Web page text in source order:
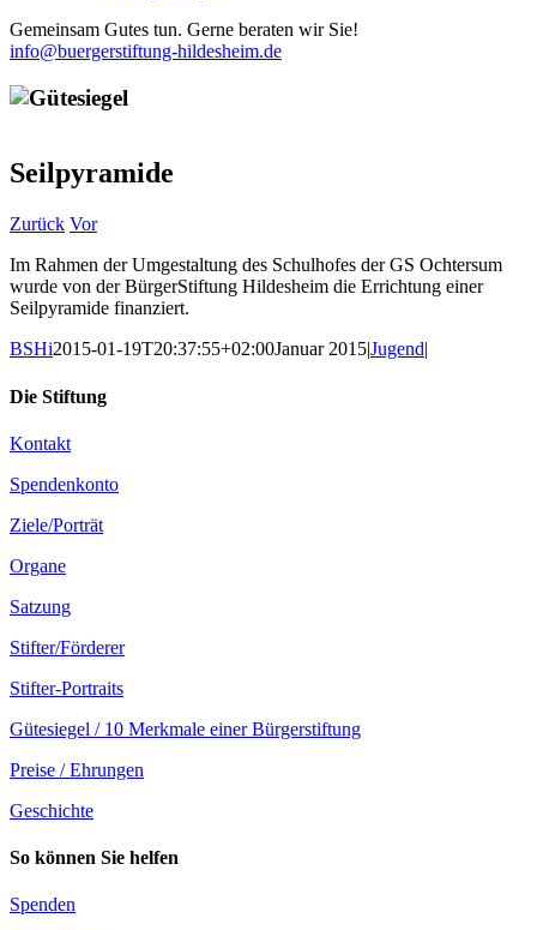
Gemeinsam Gutes tun. Gerne beraten wir Sie!
info@buergerstiftung-hildesheim.de
Seilpyramide
Zurück Vor
Im Rahmen der Umgestaltung des Schulhofes der GS Ochtersum
wurde von der BürgerStiftung Hildesheim die Errichtung einer
Seilpyramide finanziert.
BSHi2015-01-19T20:37:55+02:00Januar 2015|Jugend|
Die Stiftung
Kontakt
Spendenkonto
Ziele/Porträt
Organe
Satzung
Stifter/Förderer
Stifter-Portraits
Gütesiegel / 10 Merkmale einer Bürgerstiftung
Preise / Ehrungen
Geschichte
So können Sie helfen
Spenden